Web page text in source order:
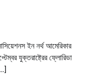
ইন নর্থ আমেরিকার
যুক্তরাষ্ট্রের ফ্লোরিডা